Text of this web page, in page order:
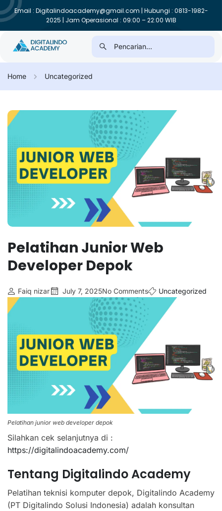
Email : Digitalindoacademy@gmail.com | Hubungi : 0813-1982-
2025 | Jam Operasional : 09:00 – 22:00 WIB
Home Uncategorized
Pelatihan ⁠junior Web
Developer Depok
Faiq nizar July 7, 2025No Comments Uncategorized
Pelatihan ⁠junior web developer depok
Silahkan cek selanjutnya di :
https://digitalindoacademy.com/
Tentang Digitalindo Academy
Pelatihan teknisi komputer depok, Digitalindo Academy
(PT Digitalindo Solusi Indonesia) adalah konsultan